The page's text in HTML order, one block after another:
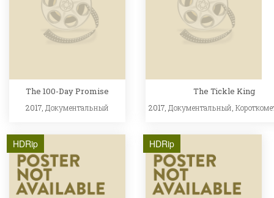
The 100-Day Promise
2017, Документальный
The Tickle King
2017,Документальный,
HDRip HDRip